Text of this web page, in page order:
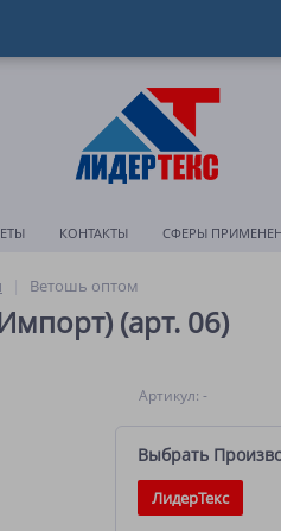
КОНТАКТЫ СФЕРЫ
Ветошь оптом
(арт. 06)
Артикул: -
Выбрать
ЛидерТекс